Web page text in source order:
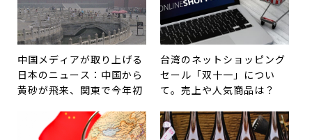
中国メディアが取り上げる
日本のニュース：中国から
黄砂が飛来、関東で今年初
台湾のネットショッピング
セール「双十一」につい
て。売上や人気商品は？